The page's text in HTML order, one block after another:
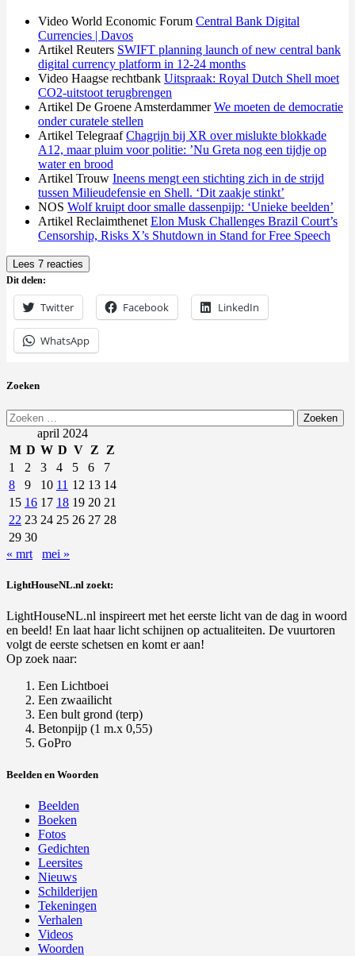
Video World Economic Forum Central Bank Digital
Currencies | Davos
Artikel Reuters SWIFT planning launch of new central bank
digital currency platform in 12-24 months
Video Haagse rechtbank Uitspraak: Royal Dutch Shell moet
CO2-uitstoot terugbrengen
Artikel De Groene AmsterdammerWe moeten de democratie
onder curatele stellen
Artikel TelegraafChagrijn bij XR over mislukte blokkade
A12, maar pluim voor politie: ’Nu Greta nog een tijdje op
water en brood
Artikel Trouw Ineens mengt een stichting zich in de strijd
tussen Milieudefensie en Shell. ‘Dit zaakje stinkt’
NOS Wolf kruipt door smalle dassenpijp: ‘Unieke beelden’
Artikel Reclaimthenet Elon Musk Challenges Brazil Court’s
Censorship, Risks X’s Shutdown in Stand for Free Speech
Lees 7 reacties
Dit delen:
Twitter Facebook LinkedIn
WhatsApp
Zoeken
Zoeken
naar: april 2024
M D W D V Z
Z
1
2 3 4 5 6
7
8
9 10 11 12 13 14
15 16 17 18 19 20 21
22 23 24 25 26 27 28
29 30
« mrt
mei »
LightHouseNL.nl zoekt:
LightHouseNL.nl inspireert met het eerste licht van de dag in woord
en beeld! En laat haar licht schijnen op actualiteiten. De vuurtoren
volgt de eerste schetsen en komt er aan!
Op zoek naar:
Een Lichtboei
Een zwaailicht
Een bult grond (terp)
Betonpijp (1 m.x 0,55)
GoPro
Beelden en Woorden
Beelden
Boeken
Fotos
Gedichten
Leersites
Nieuws
Schilderijen
Tekeningen
Verhalen
Videos
Woorden